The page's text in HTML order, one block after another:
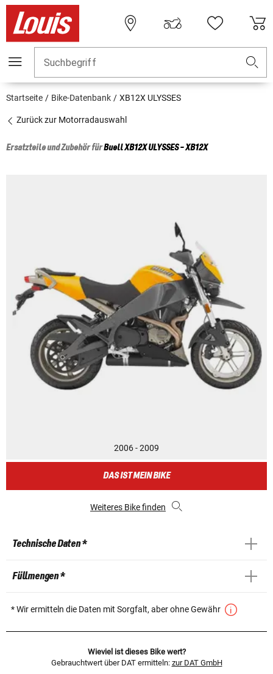
Suchbegriff
Startseite Bike-Datenbank XB12X ULYSSES
Zurück zur Motorradauswahl
Ersatzteile und Zubehör fürBuellXB12X ULYSSES - XB12X
2006 - 2009
DAS IST MEIN BIKE
Weiteres Bike finden
Technische Daten *
Füllmengen *
* Wir ermitteln die Daten mit Sorgfalt, aber ohne Gewähr
Wieviel ist dieses Bike wert?
Gebrauchtwert über DAT ermitteln: zur DAT GmbH